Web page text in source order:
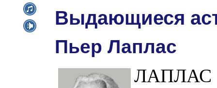
Выдающиеся
Пьер Лаплас
ЛАПЛАС